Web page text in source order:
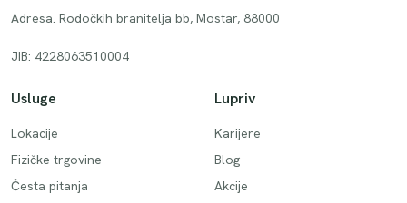
Adresa. Rodočkih branitelja bb, Mostar, 88000
JIB: 4228063510004
Usluge
Lokacije
Fizičke trgovine
Česta pitanja
Lupriv
Karijere
Blog
Akcije